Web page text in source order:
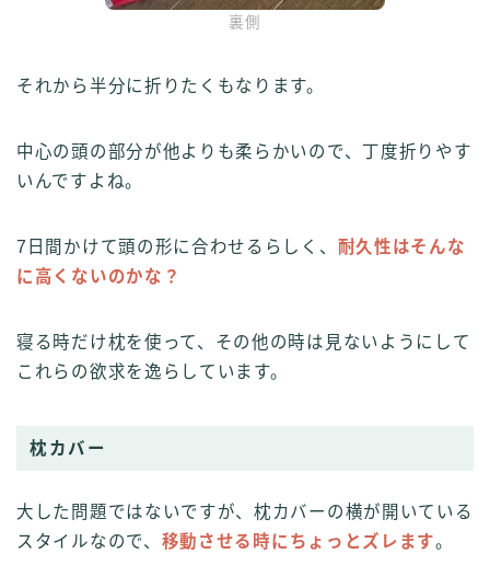
裏側
それから半分に折りたくもなります。
中心の頭の部分が他よりも柔らかいので、丁度折りやす
いんですよね。
7日間かけて頭の形に合わせるらしく、 耐久性はそんな
に高くないのかな？
寝る時だけ枕を使って、その他の時は見ないようにして
これらの欲求を逸らしています。
枕カバー
大した問題ではないですが、枕カバーの横が開いている
スタイルなので、 移動させる時にちょっとズレます。